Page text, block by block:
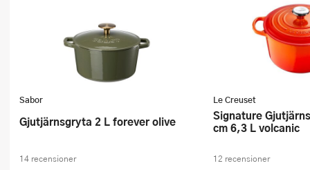
Sabor
Gjutjärnsgryta 2 L forever olive
14 recensioner
Le Creuset
Signature Gjutjärnsgryta rund 26
cm 6,3 L volcanic
12 recensioner